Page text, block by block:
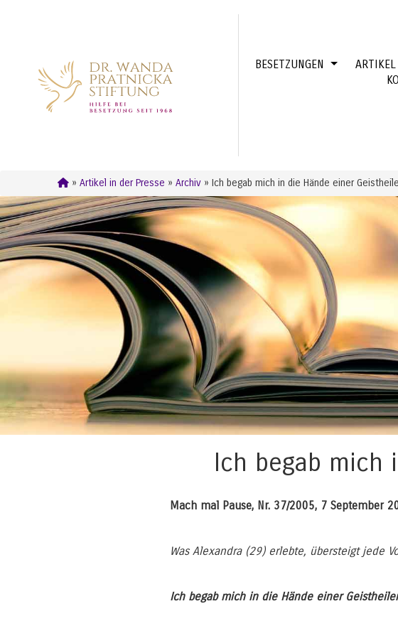
BESETZUNGEN
» Artikel in der Presse » Archiv» Ich begab mich in die Hände einer
Ich begab mich
Mach mal Pause, Nr. 37/2005, 7 September
Was Alexandra (29) erlebte, übersteigt jede
Ich begab mich in die Hände einer